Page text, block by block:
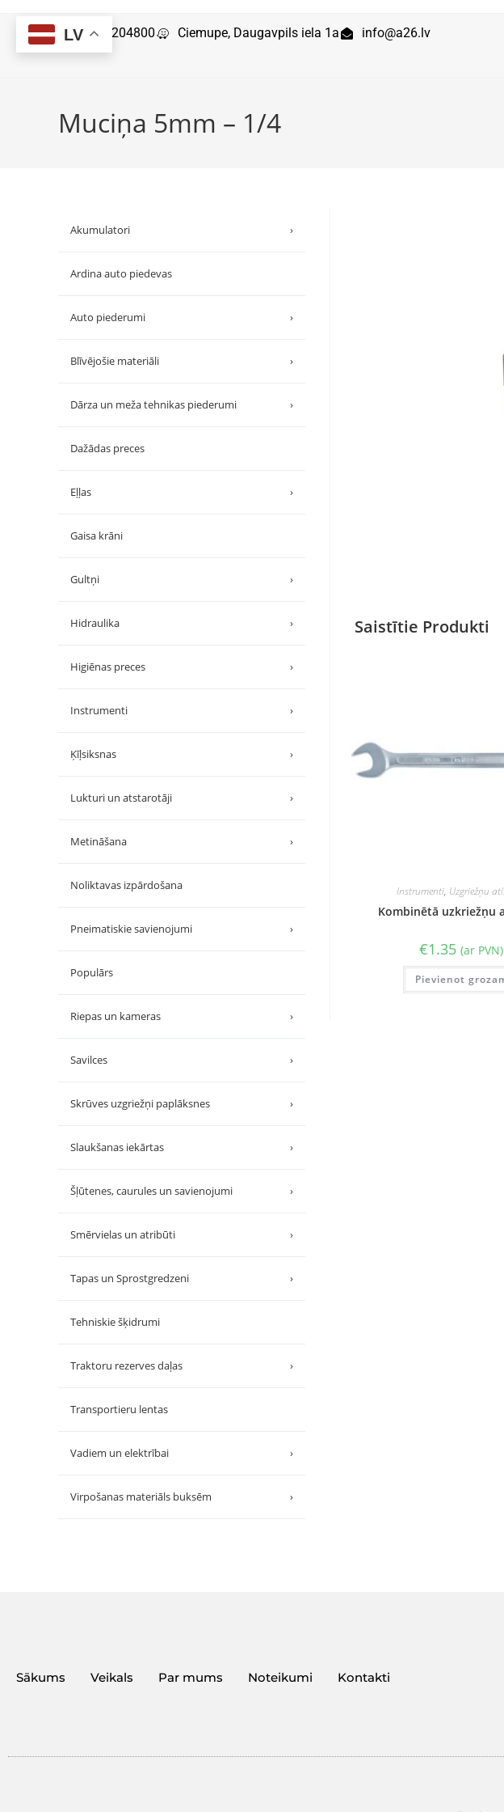
29204800 Ciemupe, Daugavpils iela 1a info@a26.lv
Muciņa 5mm – 1/4
Saistītie Produkti
Instrumenti, Uzgriežņu
Kombinētā uzkriežņu
€1.35 (ar PVN)
Pievienot
Akumulatori ›
Ardina auto piedevas
Auto piederumi ›
Blīvējošie materiāli ›
Dārza un meža tehnikas piederumi ›
Dažādas preces
Eļļas ›
Gaisa krāni
Gultņi ›
Hidraulika ›
Higiēnas preces ›
Instrumenti ›
Ķīļsiksnas ›
Lukturi un atstarotāji ›
Metināšana ›
Noliktavas izpārdošana
Pneimatiskie savienojumi ›
Populārs
Riepas un kameras ›
Savilces ›
Skrūves uzgriežņi paplāksnes ›
Slaukšanas iekārtas ›
Šļūtenes, caurules un savienojumi ›
Smērvielas un atribūti ›
Tapas un Sprostgredzeni ›
Tehniskie šķidrumi
Traktoru rezerves daļas ›
Transportieru lentas
Vadiem un elektrībai ›
Virpošanas materiāls buksēm ›
Sākums Veikals Par mums Noteikumi Kontakti
LV